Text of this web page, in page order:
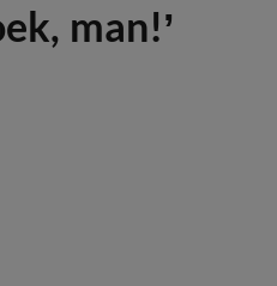
man!’